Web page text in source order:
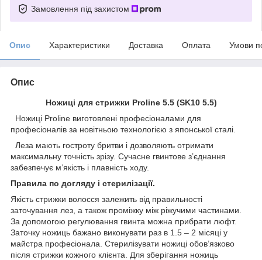
Замовлення під захистом
Опис Характеристики Доставка Оплата Умови
Опис
Ножиці для стрижки Proline 5.5 (SK10 5.5)
Ножиці Proline виготовлені професіоналами для
професіоналів за новітньою технологією з японської сталі.
Леза мають гостроту бритви і дозволяють отримати
максимальну точність зрізу. Сучасне гвинтове з’єднання
забезпечує м’якість і плавність ходу.
Правила по догляду і стерилізації.
Якість стрижки волосся залежить від правильності
заточування лез, а також проміжку між ріжучими частинами.
За допомогою регулювання гвинта можна прибрати люфт.
Заточку ножиць бажано виконувати раз в 1.5 – 2 місяці у
майстра професіонала. Стерилізувати ножиці обов’язково
після стрижки кожного клієнта. Для зберігання ножиць